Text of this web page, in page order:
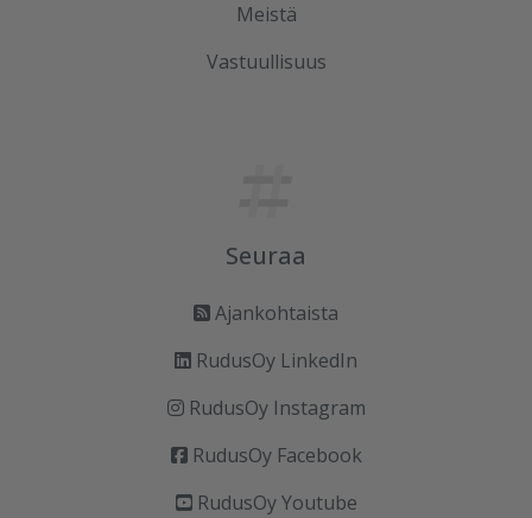
Meistä
Vastuullisuus
Seuraa
Ajankohtaista
RudusOy LinkedIn
RudusOy Instagram
RudusOy Facebook
RudusOy Youtube